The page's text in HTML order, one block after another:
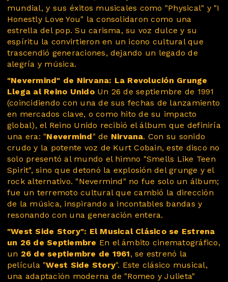
mundial, y sus éxitos musicales como "Physical" y "I
Honestly Love You" la consolidaron como una
estrella del pop. Su carisma, su voz dulce y su
espíritu la convirtieron en un icono cultural que
trascendió generaciones, dejando un legado de
alegría y música.
"Nevermind" de Nirvana: La Revolución Grunge
Llega al Reino UnidoUn 26 de septiembre de 1991
(coincidiendo con una de sus fechas de lanzamiento
en mercados clave, o como hito de su impacto
global), el Reino Unido recibió el álbum que definiría
una era: "Nevermind" de Nirvana. Con su sonido
crudo y la potente voz de Kurt Cobain, este disco no
solo presentó al mundo el himno "Smells Like Teen
Spirit", sino que detonó la explosión del grunge y el
rock alternativo. "Nevermind" no fue solo un álbum;
fue un terremoto cultural que cambió la dirección
de la música, inspirando a incontables bandas y
resonando con una generación entera.
"West Side Story": El Musical Clásico se Estrena
un 26 de Septiembre En el ámbito cinematográfico,
un 26 de septiembre de 1961, se estrenó la
película "West Side Story". Este clásico musical,
una adaptación moderna de "Romeo y Julieta"